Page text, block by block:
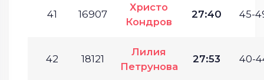
41 16907
Христо
Кондров
27:40 45-
42 18121
Лилия
Петрунова
27:53 40-